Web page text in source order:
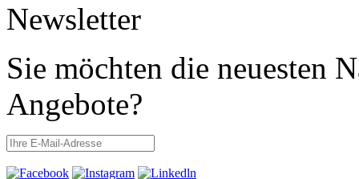
Newsletter
Sie möchten die neuesten
Angebote?